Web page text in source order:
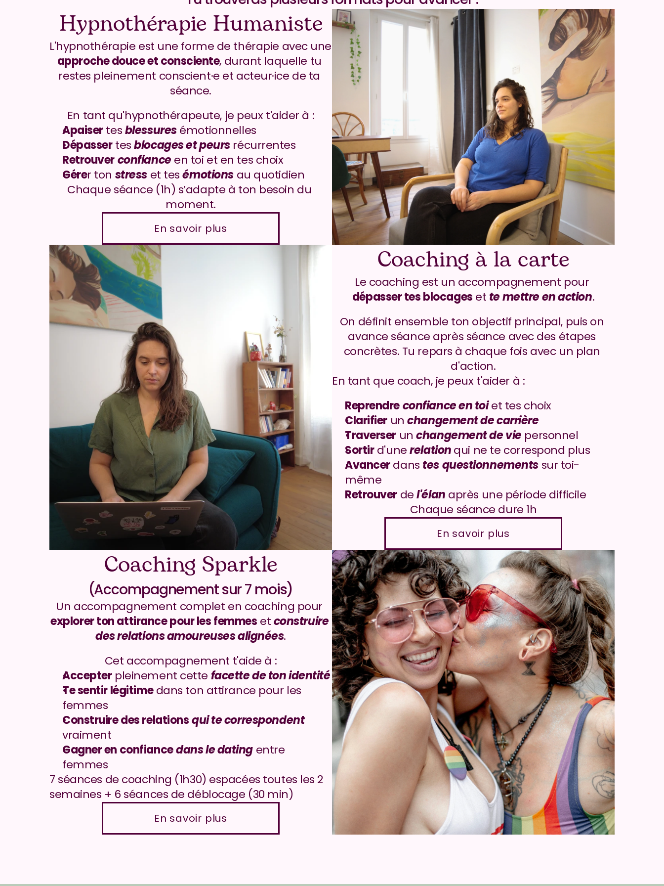
Hypnothérapie Humaniste
approche douce et consciente, durant laquelle tu
restes pleinement conscient·e et acteur·ice de ta
séance.
En tant qu'hypnothérapeute, je peux t'aider à :
Apaiser tes blessures émotionnelles
Dépasser tes blocages et peurs récurrentes
Retrouverconfiance en toi et en tes choix
Gérer ton stress et tes émotions au quotidien
Chaque séance (1h) s’adapte à ton besoin du
moment.
En savoir plus
Coaching à la carte
dépasser tes blocages et te mettre en action.
On définit ensemble ton objectif principal, puis on
avance séance après séance avec des étapes
concrètes. Tu repars à chaque fois avec un plan
d'action.
En tant que coach, je peux t'aider à :
Reprendreconfiance en toi et tes choix
Clarifier un changement de carrière
Traverser un changement de vie personnel
Sortir d'une relation qui ne te correspond plus
Avancer dans tesquestionnements sur toi-
même
Retrouver de l'élan après une période difficile
Chaque séance dure 1h
En savoir plus
Coaching Sparkle
(Accompagnement sur 7 mois)
explorer ton attirance pour les femmes et construire
des relations amoureuses alignées.
Cet accompagnement t'aide à :
Accepter pleinement cette facette de ton identité
Te sentir légitime dans ton attirance pour les
femmes
Construire des relationsqui te correspondent
vraiment
Gagner en confiancedans le dating entre
femmes
7 séances de coaching (1h30) espacées toutes les 2
semaines + 6 séances de déblocage (30 min)
En savoir plus